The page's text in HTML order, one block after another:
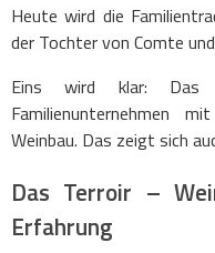
Heute wird die
der Tochter von Comte
Eins wird klar: Das
Familienunternehmen
Weinbau. Das zeigt sich
Das Terroir –
Erfahrung